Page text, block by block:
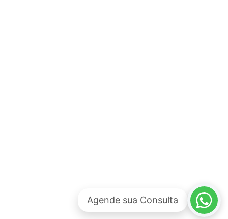
Agende sua Consulta